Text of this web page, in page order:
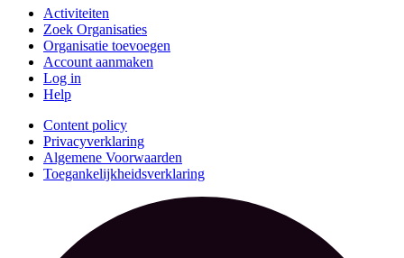
Activiteiten
Zoek Organisaties
Organisatie toevoegen
Account aanmaken
Log in
Help
Content policy
Privacyverklaring
Algemene Voorwaarden
Toegankelijkheidsverklaring